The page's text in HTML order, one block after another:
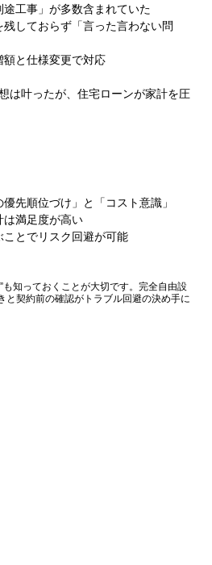
途工事」が多数含まれていた
しておらず「言った言わない問
額と仕様変更で対応
は叶ったが、住宅ローンが家計を圧
先順位づけ」と「コスト意識」
は満足度が高い
ことでリスク回避が可能
も知っておくことが大切です。完全自由設
と契約前の確認がトラブル回避の決め手に